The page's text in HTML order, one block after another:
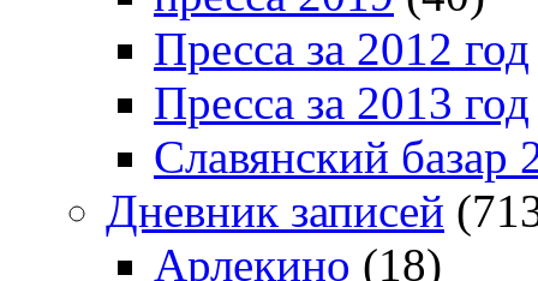
Пресса за 2012 год
Пресса за 2013 год
Славянский базар
Дневник записей
Арлекино (18)